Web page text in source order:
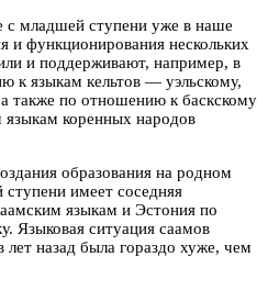
с младшей ступени уже в наше
и функционирования нескольких
и поддерживают, например, в
к языкам кельтов — уэльскому,
также по отношению к баскскому
коренных народов
образования на родном
имеет соседняя
языкам и Эстония по
Языковая ситуация саамов
назад была гораздо хуже, чем